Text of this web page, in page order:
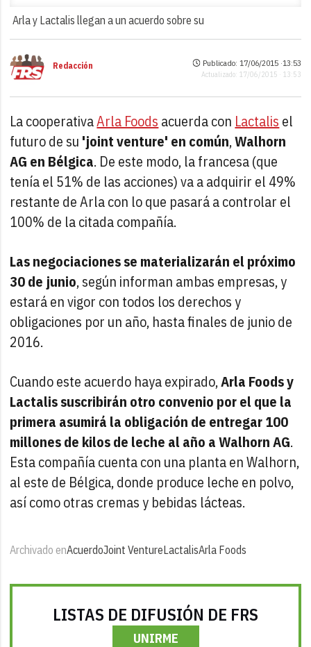
Arla y Lactalis llegan a un acuerdo sobre su
Redacción Publicado: 17/06/2015 ·13:53
Actualizado: 17/06/2015 · 13:53
La cooperativaArla Foods acuerda con Lactalis el
futuro de su 'joint venture' en común,Walhorn
AG en Bélgica. De este modo, la francesa (que
tenía el 51% de las acciones) va a adquirir el 49%
restante de Arla con lo que pasará a controlar el
100% de la citada compañía.
Las negociaciones se materializarán el próximo
30 de junio, según informan ambas empresas, y
estará en vigor con todos los derechos y
obligaciones por un año, hasta finales de junio de
2016.
Cuando este acuerdo haya expirado,Arla Foods y
Lactalis suscribirán otro convenio por el que la
primera asumirá la obligación de entregar 100
millones de kilos de leche al año a Walhorn AG.
Esta compañía cuenta con una planta en Walhorn,
al este de Bélgica, donde produce leche en polvo,
así como otras cremas y bebidas lácteas.
Archivado enAcuerdoJoint VentureLactalisArla Foods
LISTAS DE DIFUSIÓN DE FRS
UNIRME